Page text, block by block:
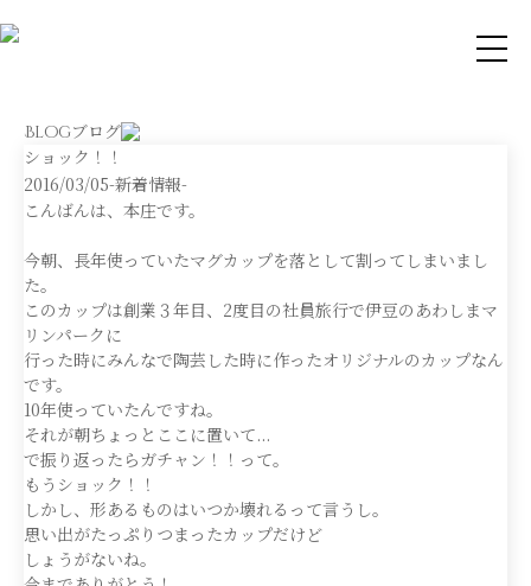
Blogブログ
ショック！！
2016/03/05-新着情報-
こんばんは、本庄です。
今朝、長年使っていたマグカップを落として割ってしまいまし
た。
このカップは創業３年目、2度目の社員旅行で伊豆のあわしまマ
リンパークに
行った時にみんなで陶芸した時に作ったオリジナルのカップなん
です。
10年使っていたんですね。
それが朝ちょっとここに置いて...
で振り返ったらガチャン！！って。
もうショック！！
しかし、形あるものはいつか壊れるって言うし。
思い出がたっぷりつまったカップだけど
しょうがないね。